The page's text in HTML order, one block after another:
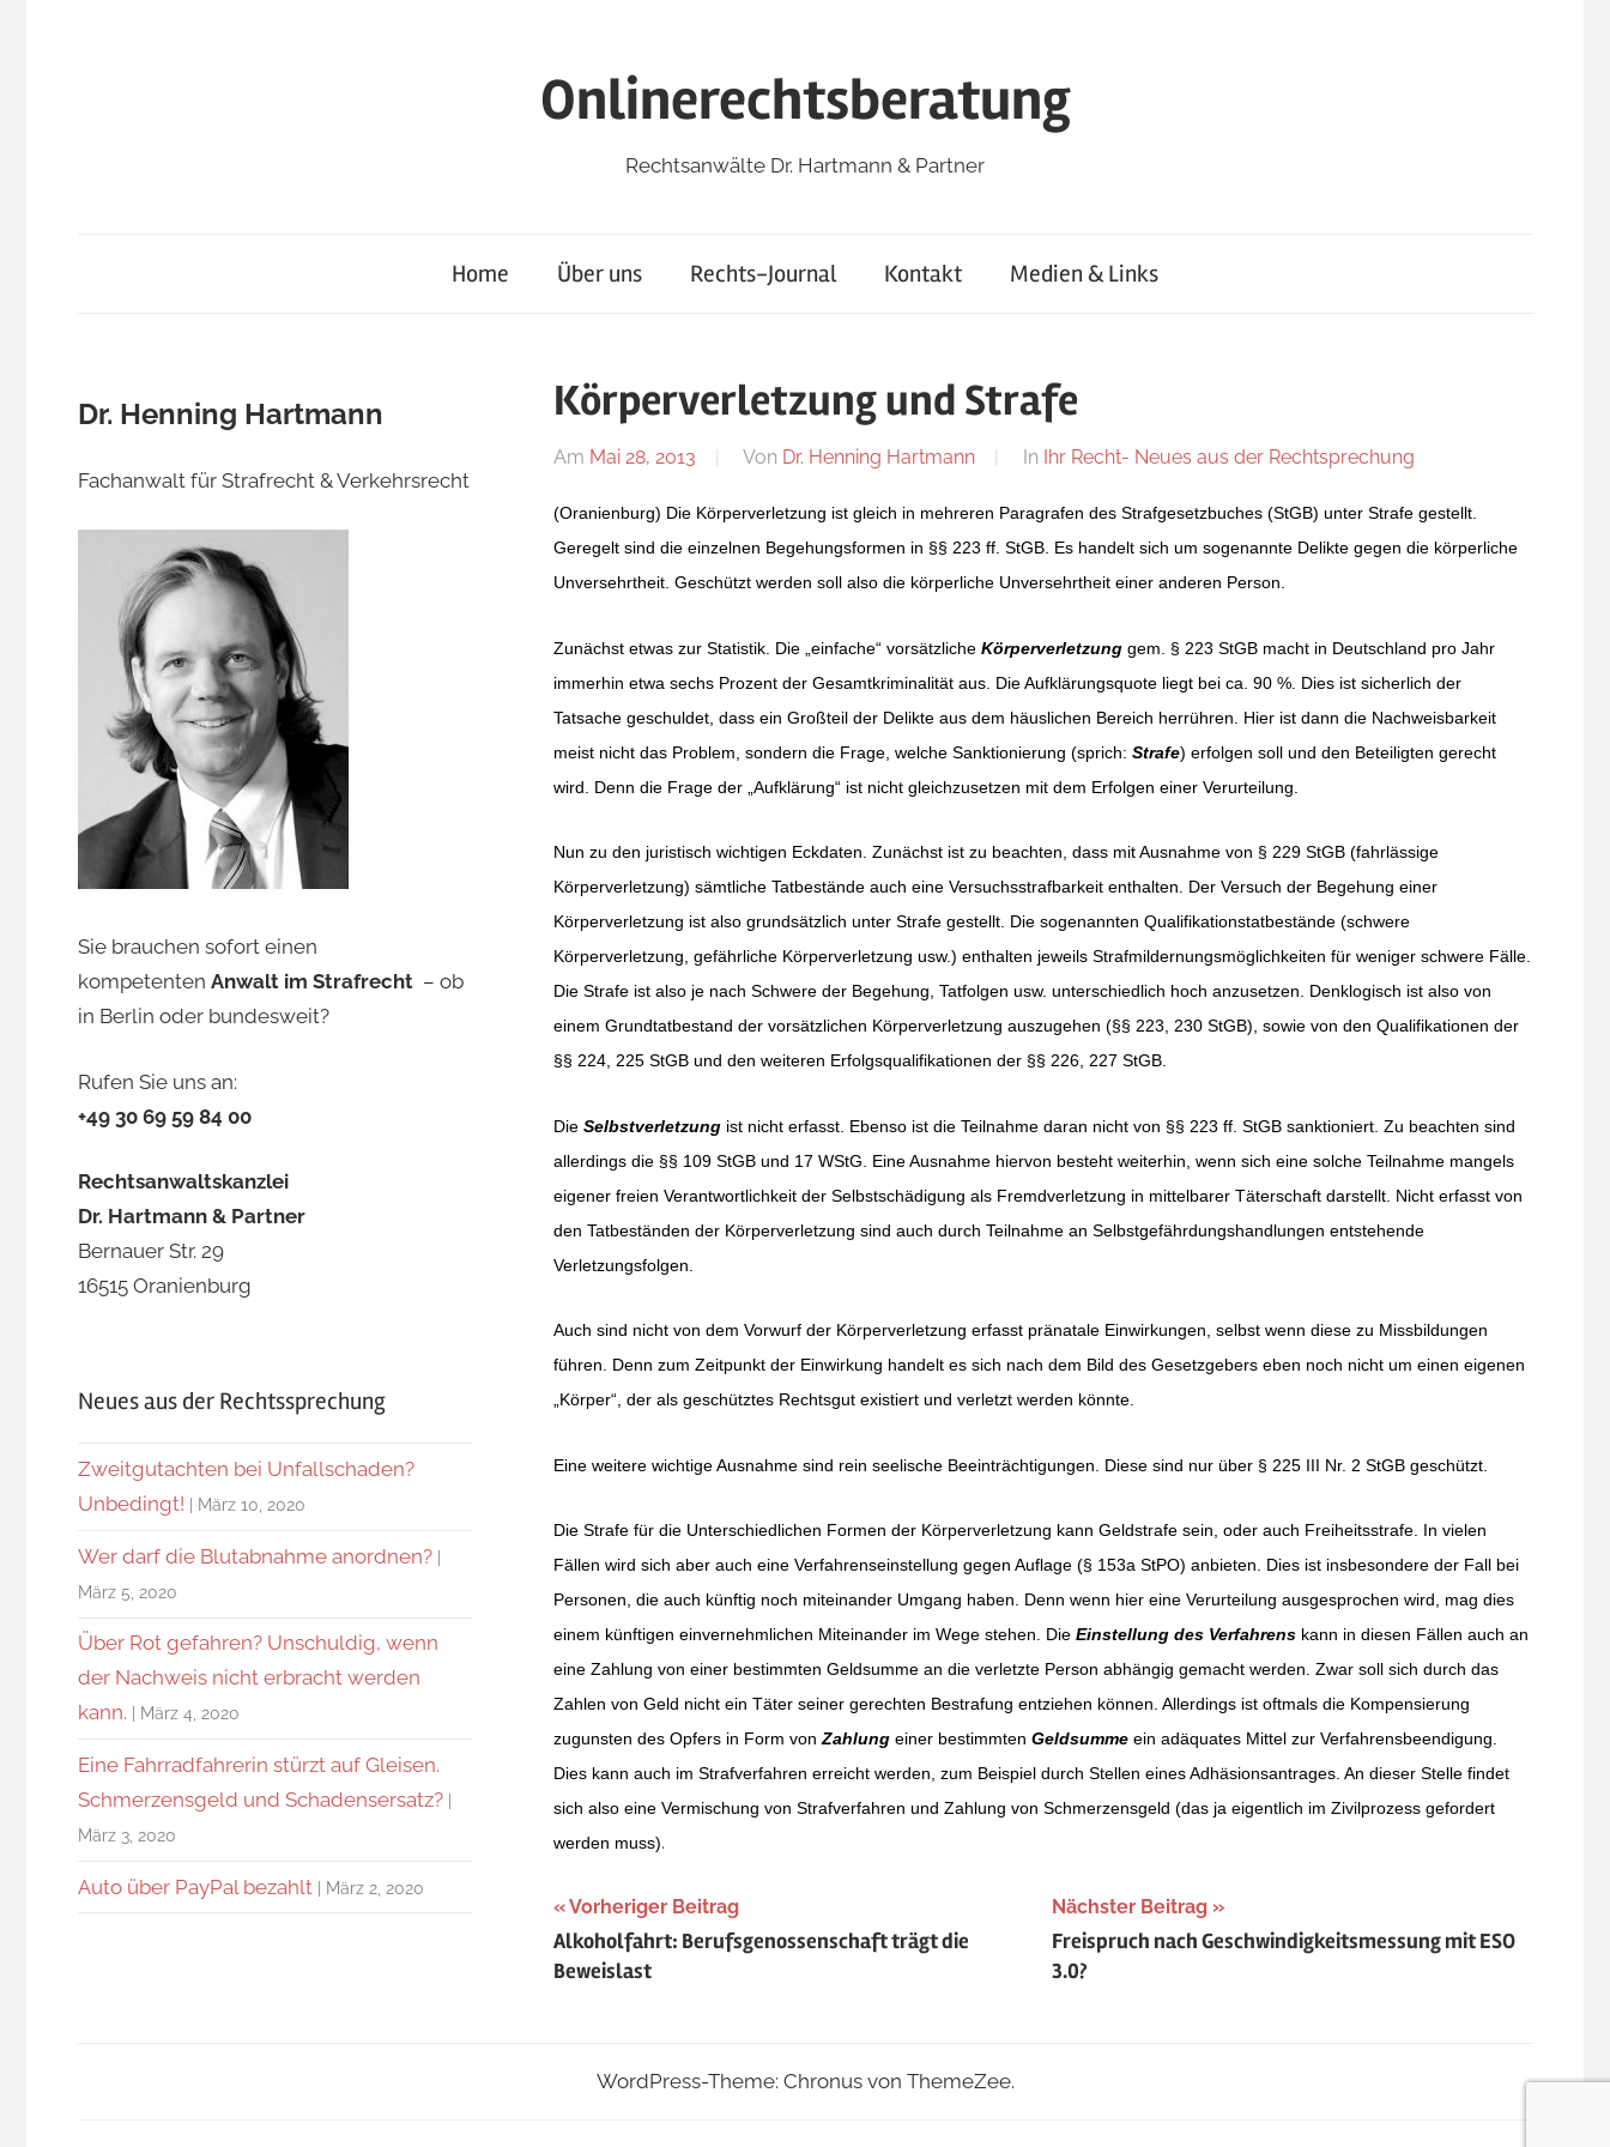
Onlinerechtsberatung
Rechtsanwälte Dr. Hartmann & Partner
Home Über uns Rechts-Journal Kontakt Medien & Links
Körperverletzung und Strafe
Am Mai 28, 2013 Von Dr. Henning Hartmann In Ihr Recht- Neues aus der Rechtsprechung
(Oranienburg) Die Körperverletzung ist gleich in mehreren Paragrafen des Strafgesetzbuches (StGB) unter Strafe gestellt.
Geregelt sind die einzelnen Begehungsformen in §§ 223 ff. StGB. Es handelt sich um sogenannte Delikte gegen die körperliche
Unversehrtheit. Geschützt werden soll also die körperliche Unversehrtheit einer anderen Person.
Zunächst etwas zur Statistik. Die „einfache“ vorsätzliche Körperverletzung gem. § 223 StGB macht in Deutschland pro Jahr
immerhin etwa sechs Prozent der Gesamtkriminalität aus. Die Aufklärungsquote liegt bei ca. 90 %. Dies ist sicherlich der
Tatsache geschuldet, dass ein Großteil der Delikte aus dem häuslichen Bereich herrühren. Hier ist dann die Nachweisbarkeit
meist nicht das Problem, sondern die Frage, welche Sanktionierung (sprich: Strafe) erfolgen soll und den Beteiligten gerecht
wird. Denn die Frage der „Aufklärung“ ist nicht gleichzusetzen mit dem Erfolgen einer Verurteilung.
Nun zu den juristisch wichtigen Eckdaten. Zunächst ist zu beachten, dass mit Ausnahme von § 229 StGB (fahrlässige
Körperverletzung) sämtliche Tatbestände auch eine Versuchsstrafbarkeit enthalten. Der Versuch der Begehung einer
Körperverletzung ist also grundsätzlich unter Strafe gestellt. Die sogenannten Qualifikationstatbestände (schwere
Körperverletzung, gefährliche Körperverletzung usw.) enthalten jeweils Strafmildernungsmöglichkeiten für weniger schwere Fälle.
Die Strafe ist also je nach Schwere der Begehung, Tatfolgen usw. unterschiedlich hoch anzusetzen. Denklogisch ist also von
einem Grundtatbestand der vorsätzlichen Körperverletzung auszugehen (§§ 223, 230 StGB), sowie von den Qualifikationen der
§§ 224, 225 StGB und den weiteren Erfolgsqualifikationen der §§ 226, 227 StGB.
Die Selbstverletzung ist nicht erfasst. Ebenso ist die Teilnahme daran nicht von §§ 223 ff. StGB sanktioniert. Zu beachten sind
allerdings die §§ 109 StGB und 17 WStG. Eine Ausnahme hiervon besteht weiterhin, wenn sich eine solche Teilnahme mangels
eigener freien Verantwortlichkeit der Selbstschädigung als Fremdverletzung in mittelbarer Täterschaft darstellt. Nicht erfasst von
den Tatbeständen der Körperverletzung sind auch durch Teilnahme an Selbstgefährdungshandlungen entstehende
Verletzungsfolgen.
Auch sind nicht von dem Vorwurf der Körperverletzung erfasst pränatale Einwirkungen, selbst wenn diese zu Missbildungen
führen. Denn zum Zeitpunkt der Einwirkung handelt es sich nach dem Bild des Gesetzgebers eben noch nicht um einen eigenen
„Körper“, der als geschütztes Rechtsgut existiert und verletzt werden könnte.
Eine weitere wichtige Ausnahme sind rein seelische Beeinträchtigungen. Diese sind nur über § 225 III Nr. 2 StGB geschützt.
Die Strafe für die Unterschiedlichen Formen der Körperverletzung kann Geldstrafe sein, oder auch Freiheitsstrafe. In vielen
Fällen wird sich aber auch eine Verfahrenseinstellung gegen Auflage (§ 153a StPO) anbieten. Dies ist insbesondere der Fall bei
Personen, die auch künftig noch miteinander Umgang haben. Denn wenn hier eine Verurteilung ausgesprochen wird, mag dies
einem künftigen einvernehmlichen Miteinander im Wege stehen. Die Einstellung des Verfahrens kann in diesen Fällen auch an
eine Zahlung von einer bestimmten Geldsumme an die verletzte Person abhängig gemacht werden. Zwar soll sich durch das
Zahlen von Geld nicht ein Täter seiner gerechten Bestrafung entziehen können. Allerdings ist oftmals die Kompensierung
zugunsten des Opfers in Form vonZahlung einer bestimmten Geldsumme ein adäquates Mittel zur Verfahrensbeendigung.
Dies kann auch im Strafverfahren erreicht werden, zum Beispiel durch Stellen eines Adhäsionsantrages. An dieser Stelle findet
sich also eine Vermischung von Strafverfahren und Zahlung von Schmerzensgeld (das ja eigentlich im Zivilprozess gefordert
werden muss).
Beitragsnavigation
Vorheriger Beitrag
Alkoholfahrt: Berufsgenossenschaft trägt die
Beweislast
Nächster Beitrag
Freispruch nach Geschwindigkeitsmessung mit ESO
3.0?
Dr. Henning Hartmann
Fachanwalt für Strafrecht & Verkehrsrecht
Sie brauchen sofort einen
kompetenten Anwalt im Strafrecht – ob
in Berlin oder bundesweit?
Rufen Sie uns an:
+49 30 69 59 84 00
Rechtsanwaltskanzlei
Dr. Hartmann & Partner
Bernauer Str. 29
16515 Oranienburg
Neues aus der Rechtssprechung
Zweitgutachten bei Unfallschaden?
Unbedingt!
März 10, 2020
Wer darf die Blutabnahme anordnen?
März 5, 2020
Über Rot gefahren? Unschuldig, wenn
der Nachweis nicht erbracht werden
kann.
März 4, 2020
Eine Fahrradfahrerin stürzt auf Gleisen.
Schmerzensgeld und Schadensersatz?
März 3, 2020
Auto über PayPal bezahlt März 2, 2020
WordPress-Theme: Chronus von ThemeZee.